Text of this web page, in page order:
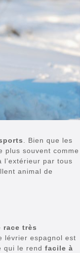
. Bien que les
plus souvent comme
l’extérieur par tous
animal de
race très
lévrier espagnol est
qui le rend facile à